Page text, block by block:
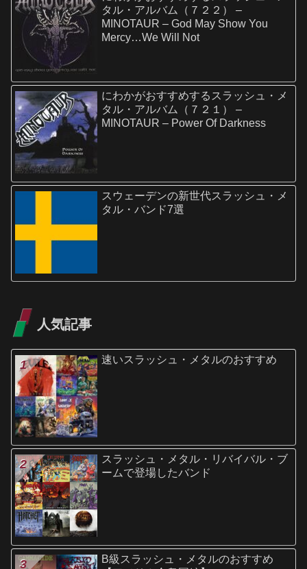
タル・アルバム（７２２） –
MINOTAUR – God May Show You
Mercy…We Will Not
にわかがおすすめするスラッシュ・メ
タル・アルバム（７２１） –
MINOTAUR – Power Of Darkness
スウェーデンの新世代スラッシュ・メ
タル・バンド7選
人気記事
速いスラッシュ・メタルのおすすめ
スラッシュ・メタル・リバイバル・ブ
ームで登場したバンド
B級スラッシュ・メタルのおすすめ